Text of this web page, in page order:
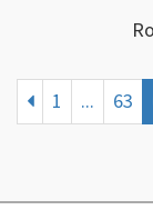
1 ... 63